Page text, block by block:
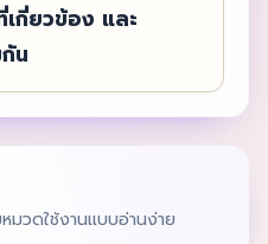
กี่ยวข้อง และ
น
มวดใช้งานแบบอ่านง่าย